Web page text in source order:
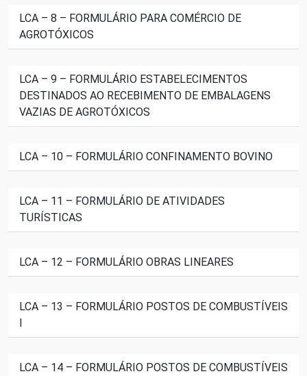
LCA – 8 – FORMULÁRIO PARA COMÉRCIO DE
AGROTÓXICOS
LCA – 9 – FORMULÁRIO ESTABELECIMENTOS
DESTINADOS AO RECEBIMENTO DE EMBALAGENS
VAZIAS DE AGROTÓXICOS
LCA – 10 – FORMULÁRIO CONFINAMENTO BOVINO
LCA – 11 – FORMULÁRIO DE ATIVIDADES
TURÍSTICAS
LCA – 12 – FORMULÁRIO OBRAS LINEARES
LCA – 13 – FORMULÁRIO POSTOS DE COMBUSTÍVEIS
I
LCA – 14 – FORMULÁRIO POSTOS DE COMBUSTÍVEIS